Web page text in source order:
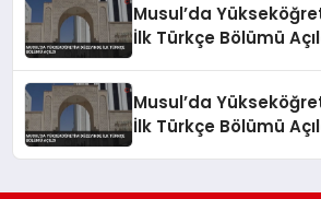
Musul’da
İlk Türkçe Bölümü
Musul’da
İlk Türkçe Bölümü